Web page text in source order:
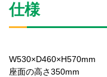
仕様
W530×D460×H570mm
座面の高さ350mm